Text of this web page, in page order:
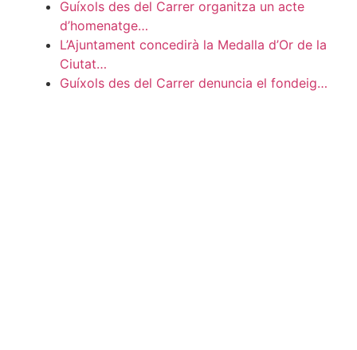
Guíxols des del Carrer organitza un acte
d’homenatge…
L’Ajuntament concedirà la Medalla d’Or de la
Ciutat…
Guíxols des del Carrer denuncia el fondeig…